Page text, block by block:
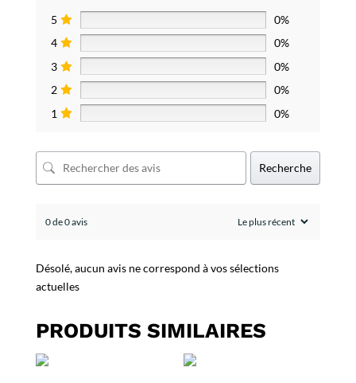
5
0%
4
0%
3
0%
2
0%
1
0%
Recherche
0 de 0 avis
Désolé, aucun avis ne correspond à vos sélections
actuelles
PRODUITS SIMILAIRES